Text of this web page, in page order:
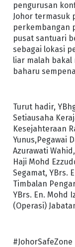
pengurusan
Johor termasuk
perkembangan
pusat santuari
sebagai lokasi
liar malah
baharu
Turut hadir,
Setiausaha
Kesejahteraan
Yunus,Pegawai
Azurawati
Haji Mohd
Segamat, YBrs.
Timbalan
YBrs. En. Mohd
(Operasi)
#JohorSafeZone